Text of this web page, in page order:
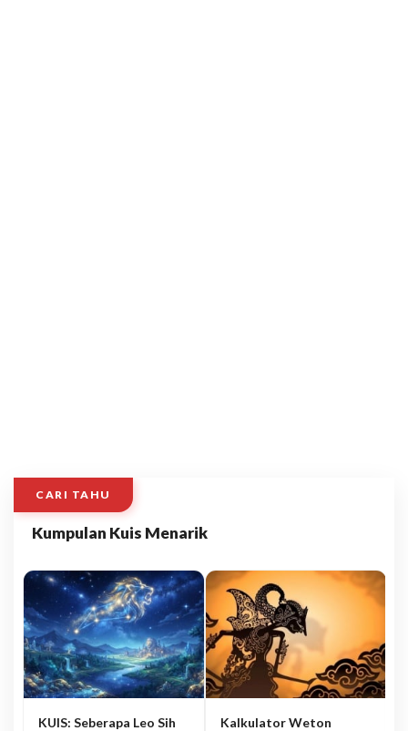
CARI TAHU
Kumpulan Kuis Menarik
KUIS: Seberapa Leo Sih
Kalkulator Weton